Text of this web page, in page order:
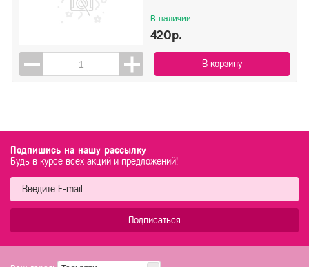
В наличии
420р.
В корзину
Подпишись на нашу рассылку
Будь в курсе всех акций и предложений!
Подписаться